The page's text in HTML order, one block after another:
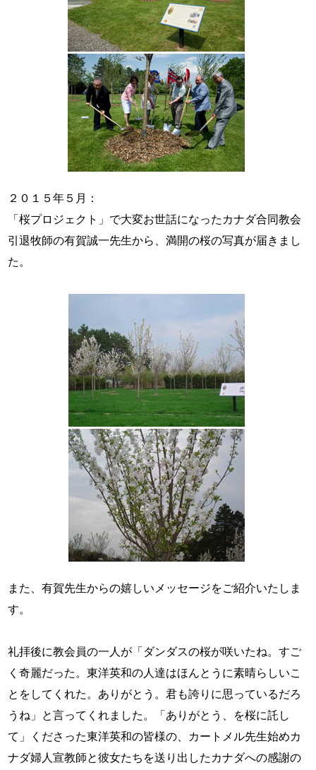
２０１５年５月：
「桜プロジェクト」で大変お世話になったカナダ合同教会
引退牧師の有賀誠一先生から、満開の桜の写真が届きまし
た。
また、有賀先生からの嬉しいメッセージをご紹介いたしま
す。
礼拝後に教会員の一人が「ダンダスの桜が咲いたね。すご
く奇麗だった。東洋英和の人達はほんとうに素晴らしいこ
とをしてくれた。ありがとう。君も誇りに思っているだろ
うね」と言ってくれました。「ありがとう、を桜に託し
て」くださった東洋英和の皆様の、カートメル先生始めカ
ナダ婦人宣教師と彼女たちを送り出したカナダへの感謝の